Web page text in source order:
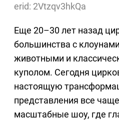
erid: 2Vtzqv3hkQa
Еще 20–30 лет назад
большинства с
животными и
куполом. Сегодня
настоящую
представления все
масштабные шоу, где